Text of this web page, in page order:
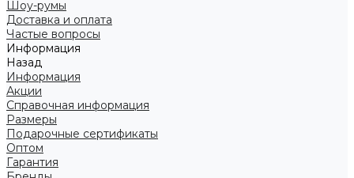
Шоу-румы
Доставка и оплата
Частые вопросы
Информация
Назад
Информация
Акции
Справочная информация
Размеры
Подарочные сертификаты
Оптом
Гарантия